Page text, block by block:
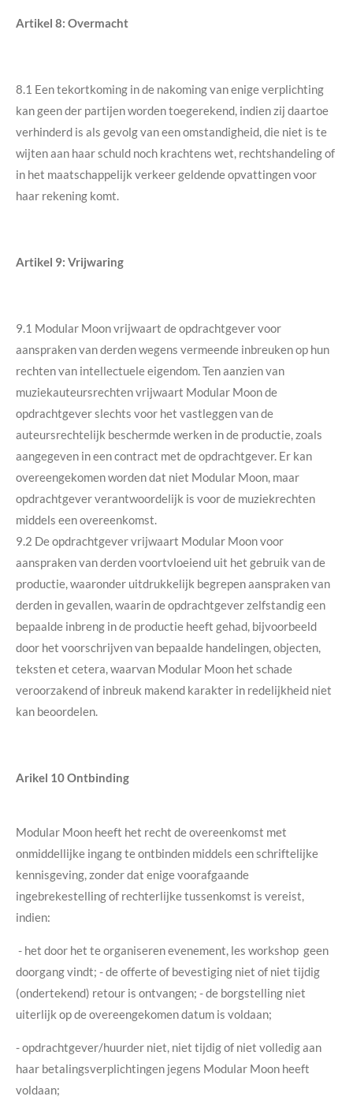
Artikel 8: Overmacht
8.1 Een tekortkoming in de nakoming van enige verplichting
kan geen der partijen worden toegerekend, indien zij daartoe
verhinderd is als gevolg van een omstandigheid, die niet is te
wijten aan haar schuld noch krachtens wet, rechtshandeling of
in het maatschappelijk verkeer geldende opvattingen voor
haar rekening komt.
Artikel 9: Vrijwaring
9.1 Modular Moon vrijwaart de opdrachtgever voor
aanspraken van derden wegens vermeende inbreuken op hun
rechten van intellectuele eigendom. Ten aanzien van
muziekauteursrechten vrijwaart Modular Moon de
opdrachtgever slechts voor het vastleggen van de
auteursrechtelijk beschermde werken in de productie, zoals
aangegeven in een contract met de opdrachtgever. Er kan
overeengekomen worden dat niet Modular Moon, maar
opdrachtgever verantwoordelijk is voor de muziekrechten
middels een overeenkomst.
9.2 De opdrachtgever vrijwaart Modular Moon voor
aanspraken van derden voortvloeiend uit het gebruik van de
productie, waaronder uitdrukkelijk begrepen aanspraken van
derden in gevallen, waarin de opdrachtgever zelfstandig een
bepaalde inbreng in de productie heeft gehad, bijvoorbeeld
door het voorschrijven van bepaalde handelingen, objecten,
teksten et cetera, waarvan Modular Moon het schade
veroorzakend of inbreuk makend karakter in redelijkheid niet
kan beoordelen.
Arikel 10Ontbinding
Modular Moon heeft het recht de overeenkomst met
onmiddellijke ingang te ontbinden middels een schriftelijke
kennisgeving, zonder dat enige voorafgaande
ingebrekestelling of rechterlijke tussenkomst is vereist,
indien:
- het door het te organiseren evenement, les workshop geen
doorgang vindt; - de offerte of bevestiging niet of niet tijdig
(ondertekend) retour is ontvangen; - de borgstelling niet
uiterlijk op de overeengekomen datum is voldaan;
- opdrachtgever/huurder niet, niet tijdig of niet volledig aan
haar betalingsverplichtingen jegens Modular Moon heeft
voldaan;